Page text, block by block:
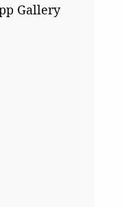
Gallery